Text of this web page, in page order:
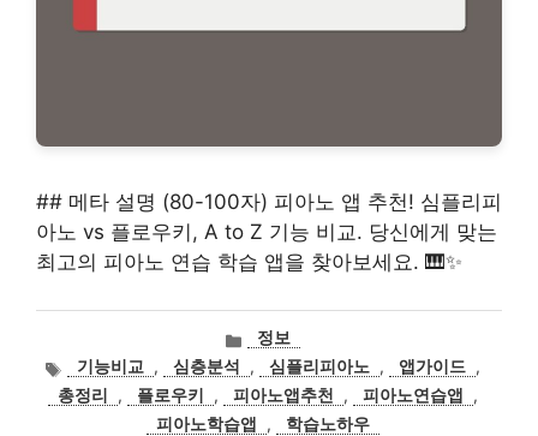
## 메타 설명 (80-100자) 피아노 앱 추천! 심플리피
아노 vs 플로우키, A to Z 기능 비교. 당신에게 맞는
최고의 피아노 연습 학습 앱을 찾아보세요. 🎹✨
카
고
리
정보
태
그
기능비교 , 심층분석 , 심플리피아노 , 앱가이드 ,
총정리
, 플로우키 , 피아노앱추천 , 피아노연습앱
,
피아노학습앱
, 학습노하우